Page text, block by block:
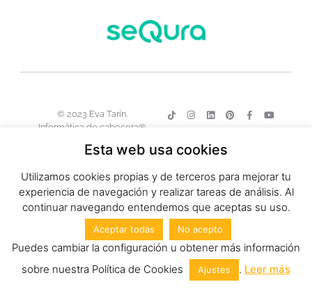
© 2023 Eva Tarín.
Informática de cabecera®
Esta web usa cookies
Utilizamos cookies propias y de terceros para mejorar tu
experiencia de navegación y realizar tareas de análisis. Al
continuar navegando entendemos que aceptas su uso.
Aceptar todas No acepto
Puedes cambiar la configuración u obtener más información
sobre nuestra Política de Cookies
Ajustes . Leer más